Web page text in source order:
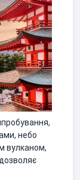
небо
вулканом,